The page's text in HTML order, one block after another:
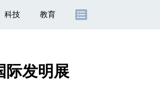
科技 教育
际发明展